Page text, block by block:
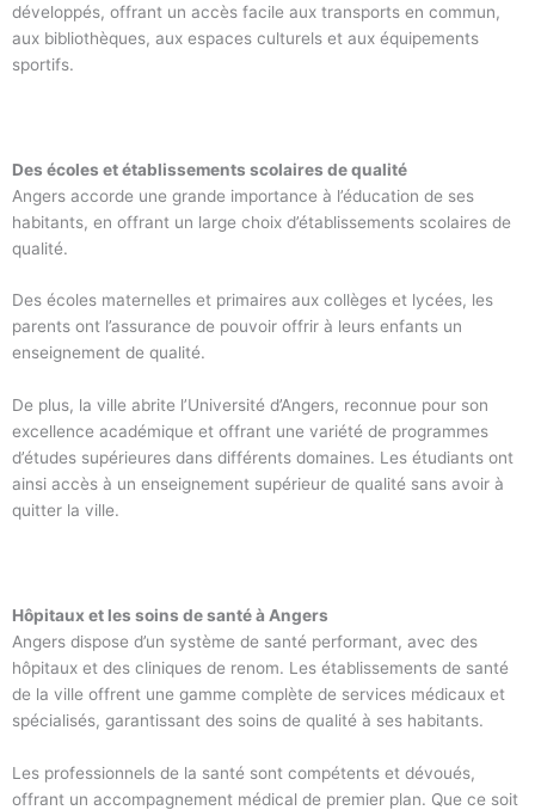
développés, offrant un accès facile aux transports en commun,
aux bibliothèques, aux espaces culturels et aux équipements
sportifs.
Des écoles et établissements scolaires de qualité
Angers accorde une grande importance à l’éducation de ses
habitants, en offrant un large choix d’établissements scolaires de
qualité.
Des écoles maternelles et primaires aux collèges et lycées, les
parents ont l’assurance de pouvoir offrir à leurs enfants un
enseignement de qualité.
De plus, la ville abrite l’Université d’Angers, reconnue pour son
excellence académique et offrant une variété de programmes
d’études supérieures dans différents domaines. Les étudiants ont
ainsi accès à un enseignement supérieur de qualité sans avoir à
quitter la ville.
Hôpitaux et les soins de santé à Angers
Angers dispose d’un système de santé performant, avec des
hôpitaux et des cliniques de renom. Les établissements de santé
de la ville offrent une gamme complète de services médicaux et
spécialisés, garantissant des soins de qualité à ses habitants.
Les professionnels de la santé sont compétents et dévoués,
offrant un accompagnement médical de premier plan. Que ce soit